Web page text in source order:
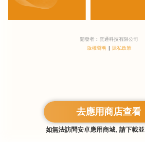
開發者：雲通科技有限公司
版權聲明 | 隱私政策
去應用商店查看
如無法訪問安卓應用商城, 請下載並